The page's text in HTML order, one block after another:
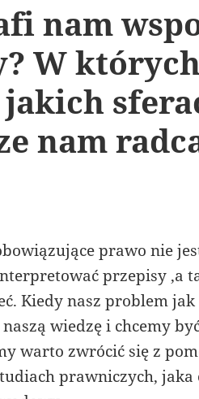
nam
W których
nam
prawo nie
przepisy ,a
Kiedy nasz problem
wiedzę i chcemy
warto zwrócić się z
prawniczych, jaka